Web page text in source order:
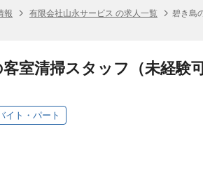
報 有限会社山永サービス の求人一覧
碧き島
室清掃スタッフ（未経験
イト・パート